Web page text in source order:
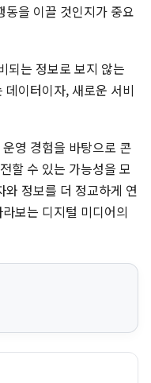
동을 이끌 것인지가 중요
되는 정보로 보지 않는
이터이자, 새로운 서비
영 경험을 바탕으로 콘
할 수 있는 가능성을 모
정보를 더 정교하게 연
보는 디지털 미디어의